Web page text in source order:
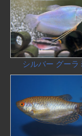
シルバー グーラ